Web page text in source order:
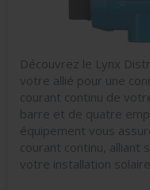
Découvrez le Lynx
votre allié pour une
courant continu de
barre et de quatre
équipement vous
courant continu, alliant
votre installation solaire.